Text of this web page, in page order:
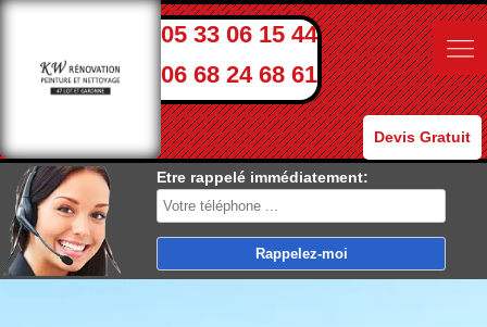
05 33 06 15 44
06 68 24 68 61
Devis Gratuit
Etre rappelé immédiatement: